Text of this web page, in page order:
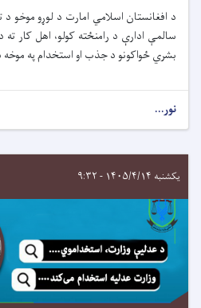
د افغانستان اسلامي امارت د لوړو موخو د
سالمې ادارې د رامنځته کولو، اهل کار ته
بشري ځواکونو د جذب او استخدام په موخه
نور...
یکشنبه ۱۴۰۵/۴/۱۴ - ۹:۳۲